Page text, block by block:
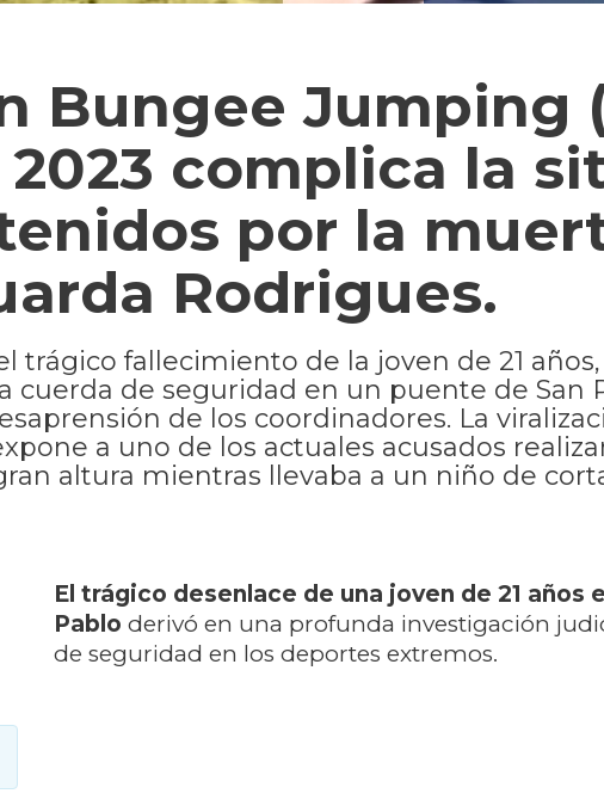
Bungee Jumping
complica la
por la
Rodrigues.
trágico fallecimiento de la joven de 21
cuerda de seguridad en un puente de San
de los coordinadores. La
a uno de los actuales acusados
altura mientras llevaba a un niño de
El trágico desenlace de una joven de 21 años
Pablo derivó en una profunda investigación
de seguridad en los deportes extremos.